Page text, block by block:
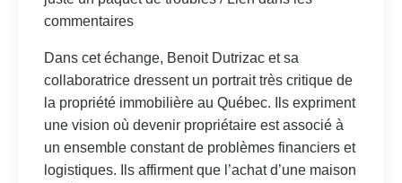
commentaires
Dans cet échange, Benoit Dutrizac et sa
collaboratrice dressent un portrait très critique de
la propriété immobilière au Québec. Ils expriment
une vision où devenir propriétaire est associé à
un ensemble constant de problèmes financiers et
logistiques. Ils affirment que l’achat d’une maison